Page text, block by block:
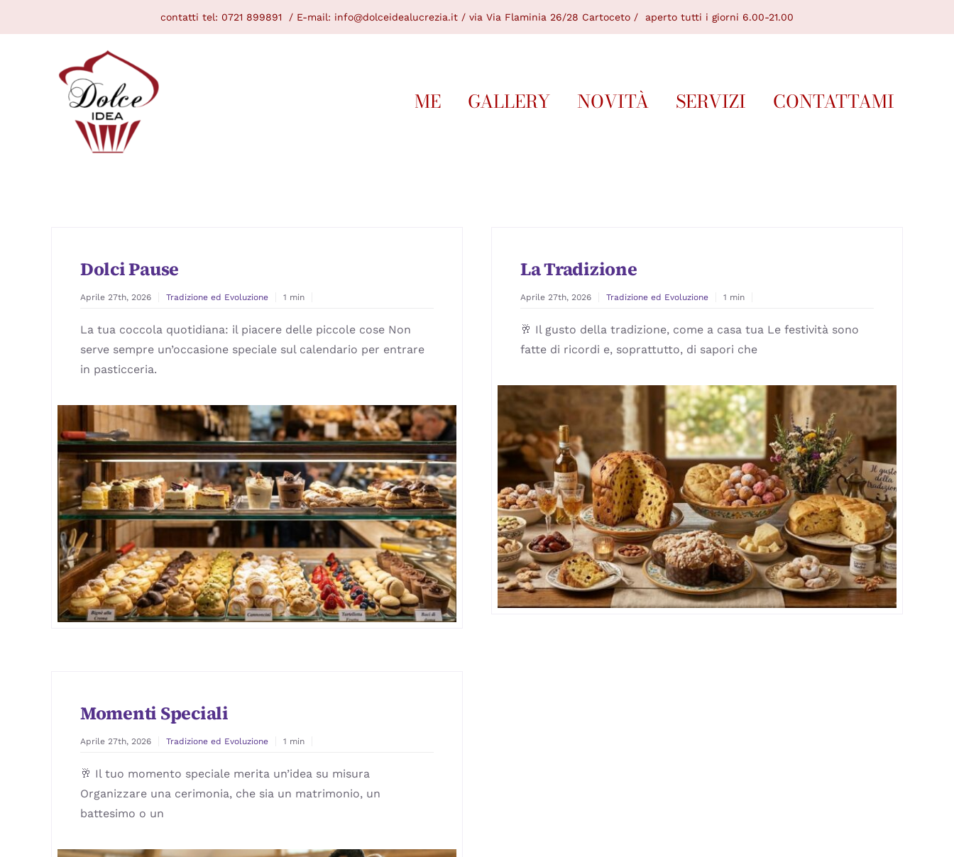
contatti tel: 0721 899891 / E-mail: info@dolceidealucrezia.it / via Via Flaminia 26/28 Cartoceto / aperto tutti i giorni 6.00-21.00
ME GALLERY NOVITÀ SERVIZI CONTATTAMI
Dolci Pause
Aprile 27th, 2026 Tradizione ed Evoluzione 1 min
La tua coccola quotidiana: il piacere delle piccole cose Non
serve sempre un’occasione speciale sul calendario per entrare
in pasticceria.
La Tradizione
Aprile 27th, 2026 Tradizione ed Evoluzione 1 min
🥂 Il gusto della tradizione, come a casa tua Le festività sono
fatte di ricordi e, soprattutto, di sapori che
Momenti Speciali
Aprile 27th, 2026 Tradizione ed Evoluzione 1 min
🥂 Il tuo momento speciale merita un’idea su misura
Organizzare una cerimonia, che sia un matrimonio, un
battesimo o un